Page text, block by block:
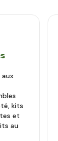
kits
et
au